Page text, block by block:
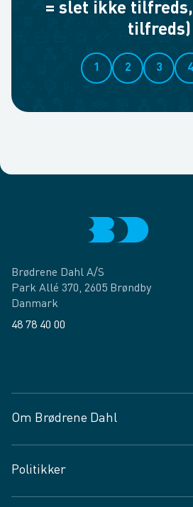
= slet ikke tilfreds,
tilfreds)
1 2 3 4
Brødrene Dahl A/S
Park Allé 370, 2605 Brøndby
Danmark
48 78 40 00
Om Brødrene Dahl
Vagttelefon 30 10 89 89
Spørgsmål og svar
Politikker